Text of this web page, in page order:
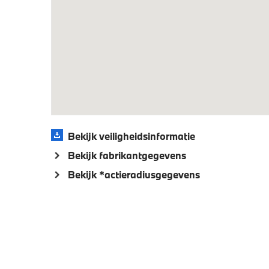
Adaptief onderstel professional
Veiligheid
Bekijk veiligheidsinformatie
Bekijk fabrikantgegevens
Bekijk *actieradiusgegevens